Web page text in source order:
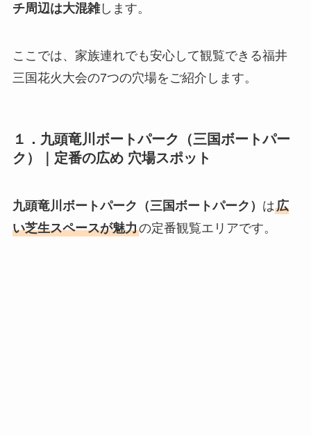
チ周辺は大混雑します。
ここでは、家族連れでも安心して観覧できる福井
三国花火大会の7つの穴場をご紹介します。
１． 九頭竜川ボートパーク （三国ボートパー
ク）｜定番の広め 穴場スポット
九頭竜川ボートパーク（三国ボートパーク） は広
い芝生スペースが魅力の定番観覧エリアです。